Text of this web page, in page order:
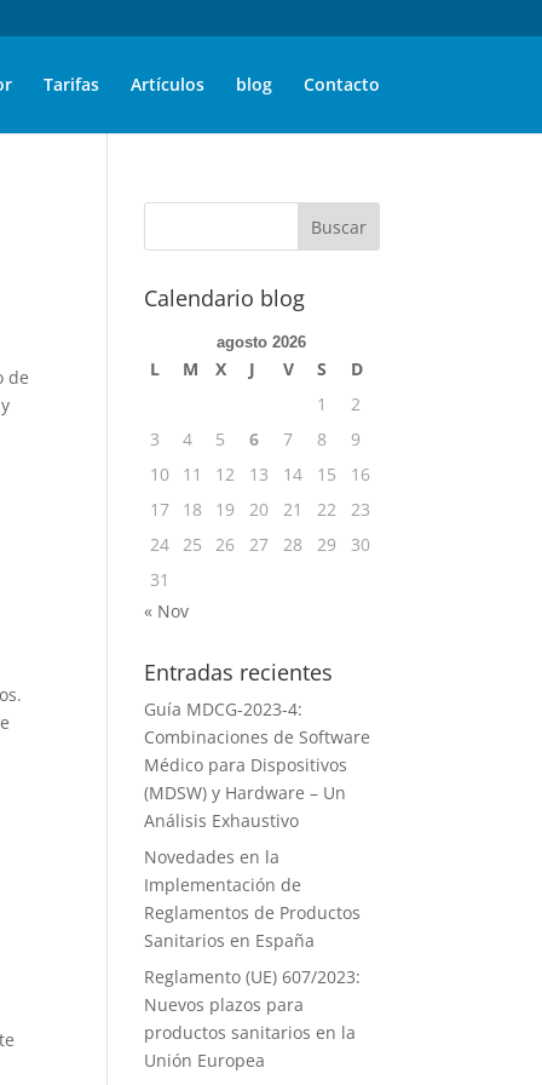
Tarifas Artículos blog Contacto
de
Calendario blog
agosto 2026
L M X J V S
D
1
2
3
4 5 6 7 8
9
10
11 12 13 14 15
16
17
18 19 20 21 22
23
24 25 26 27 28 29
30
31
« Nov
Entradas recientes
Guía MDCG-2023-4:
Combinaciones de Software
Médico para Dispositivos
(MDSW) y Hardware – Un
Análisis Exhaustivo
Novedades en la
Implementación de
Reglamentos de Productos
Sanitarios en España
Reglamento (UE) 607/2023:
Nuevos plazos para
productos sanitarios en la
Unión Europea